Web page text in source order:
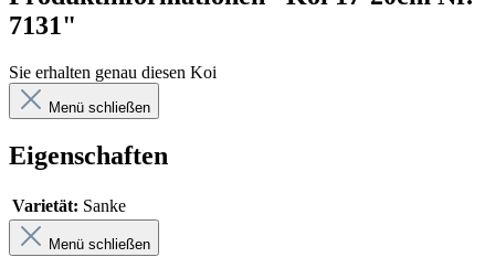
7131"
Sie erhalten genau diesen Koi
Menü schließen
Eigenschaften
Varietät: Sanke
Menü schließen